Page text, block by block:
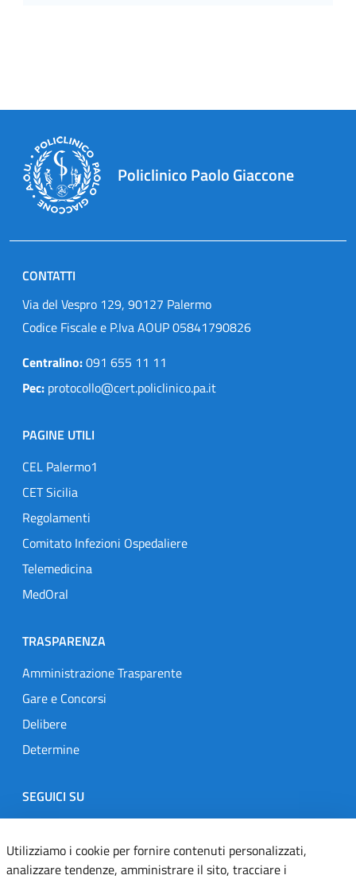
Policlinico Paolo Giaccone
CONTATTI
Via del Vespro 129, 90127 Palermo
Codice Fiscale e P.Iva AOUP 05841790826
Centralino:091 655 11 11
Pec: protocollo@cert.policlinico.pa.it
PAGINE UTILI
CEL Palermo1
CET Sicilia
Regolamenti
Comitato Infezioni Ospedaliere
Telemedicina
MedOral
TRASPARENZA
Amministrazione Trasparente
Gare e Concorsi
Delibere
Determine
SEGUICI SU
Designers Italia
TwitterInstagramYoutubeLinkedin
Utilizziamo i cookie per fornire contenuti personalizzati,
analizzare tendenze, amministrare il sito, tracciare i